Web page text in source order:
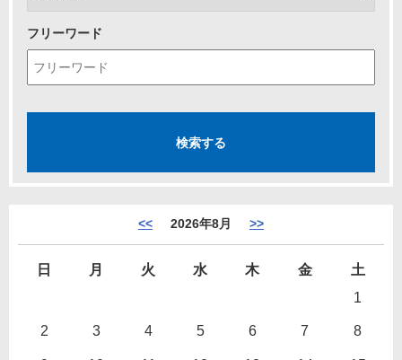
フリーワード
<< 2026年8月 >>
日 月 火 水 木 金
土
1
2 3 4 5 6 7 8